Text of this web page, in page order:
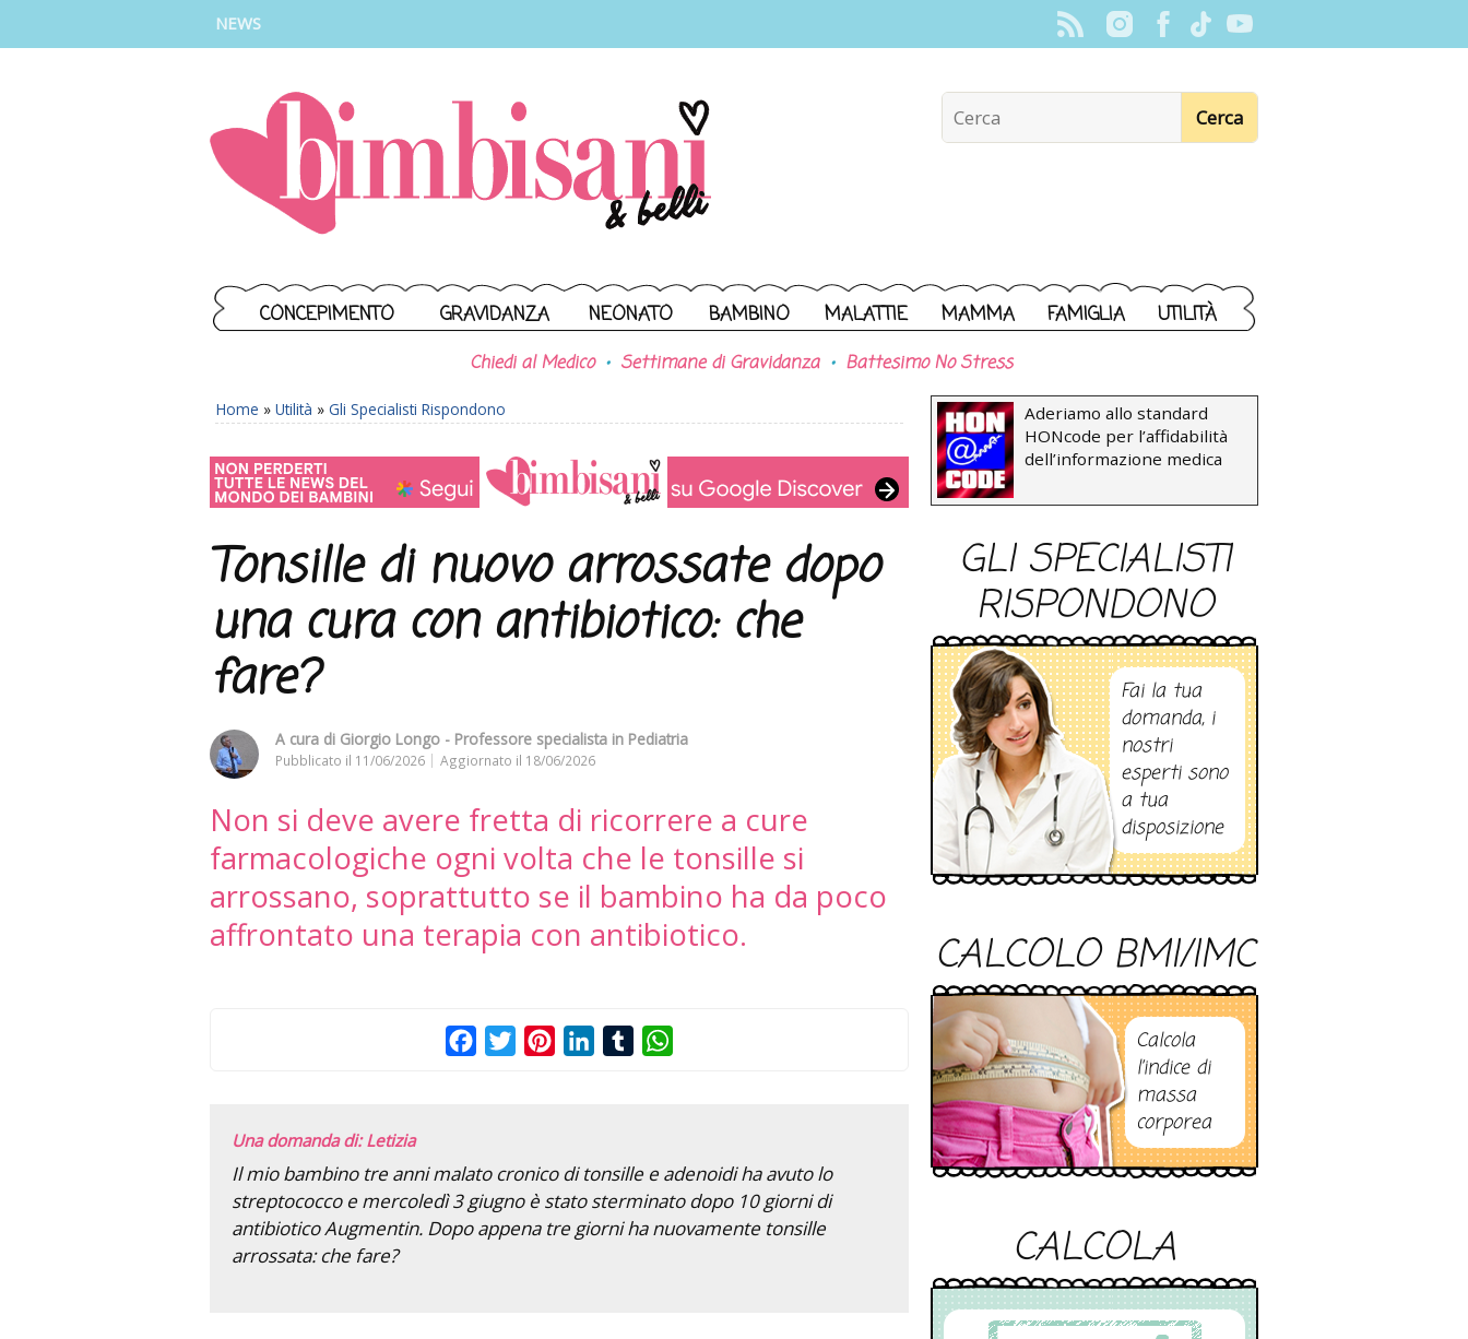
NEWS
CONCEPIMENTO GRAVIDANZA NEONATO BAMBINO MALATTIE MAMMA FAMIGLIA UTILITÀ
Chiedi al Medico Settimane di Gravidanza Battesimo No Stress
Home » Utilità » Gli Specialisti Rispondono
Tonsille di nuovo arrossate dopo
una cura con antibiotico: che
fare?
A cura di Giorgio Longo - Professore specialista in Pediatria
Pubblicato il 11/06/2026 Aggiornato il 18/06/2026
Non si deve avere fretta di ricorrere a cure
farmacologiche ogni volta che le tonsille si
arrossano, soprattutto se il bambino ha da poco
affrontato una terapia con antibiotico.
FacebookTwitterPinterestLinkedInTumblr
Una domanda di: Letizia
Il mio bambino tre anni malato cronico di tonsille e adenoidi ha avuto lo
streptococco e mercoledì 3 giugno è stato sterminato dopo 10 giorni di
antibiotico Augmentin. Dopo appena tre giorni ha nuovamente tonsille
arrossata: che fare?
Aderiamo allo standard
HONcode per l’affidabilità
dell’informazione medica
GLI SPECIALISTI
RISPONDONO
Fai la tua
domanda, i
nostri
esperti sono
a tua
disposizione
CALCOLO BMI/IMC
Calcola
l’indice di
massa
corporea
CALCOLA